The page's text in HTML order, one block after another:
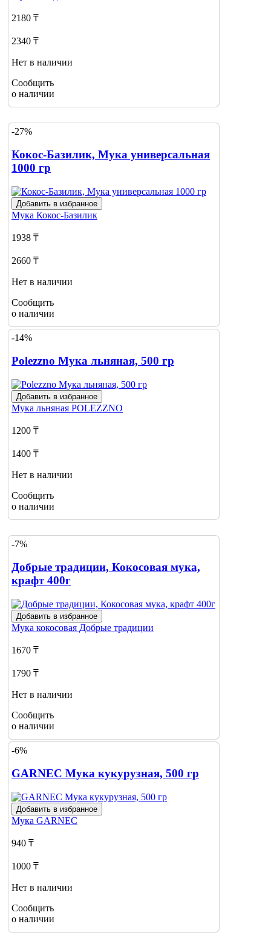
2180 ₸
2340 ₸
Нет в наличии
Сообщить
о наличии
-27%
Кокос-Базилик, Мука универсальная
1000 гр
Добавить в избранное
Мука Кокос-Базилик
1938 ₸
2660 ₸
Нет в наличии
Сообщить
о наличии
-14%
Polezzno Мука льняная, 500 гр
Добавить в избранное
Мука льняная POLEZZNO
1200 ₸
1400 ₸
Нет в наличии
Сообщить
о наличии
-7%
Добрые традиции, Кокосовая мука,
крафт 400г
Добавить в избранное
Мука кокосовая Добрые традиции
1670 ₸
1790 ₸
Нет в наличии
Сообщить
о наличии
-6%
GARNEC Мука кукурузная, 500 гр
Добавить в избранное
Мука GARNEC
940 ₸
1000 ₸
Нет в наличии
Сообщить
о наличии